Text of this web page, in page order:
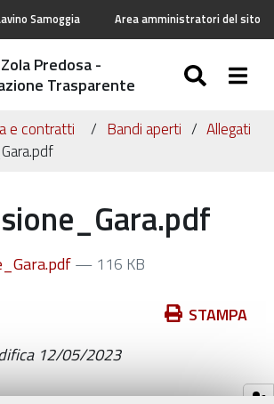
Samoggia Area amministratori del sito
Predosa -
Trasparente
e contratti Bandi aperti
Allegati
— 116 KB
STAMPA
12/05/2023